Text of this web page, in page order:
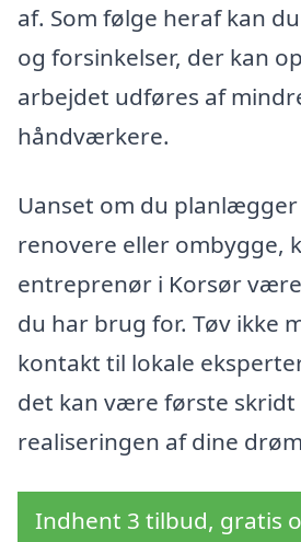
af. Som følge heraf kan
og forsinkelser, der kan
arbejdet udføres af
håndværkere.
Uanset om du
renovere eller ombygge,
entreprenør i Korsør
du har brug for. Tøv ikke
kontakt til lokale
det kan være første skridt
realiseringen af dine
Indhent 3 tilbud, gratis